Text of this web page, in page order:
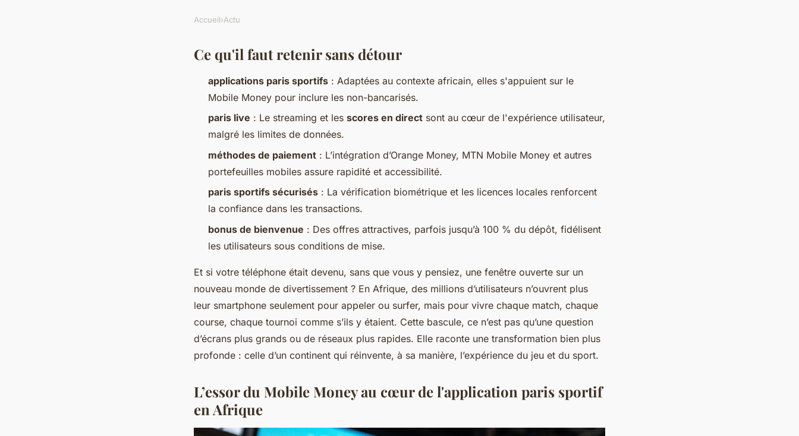
5 tendances des applications de paris
sportifs en Afrique
Accueil›Actu
Ce qu'il faut retenir sans détour
applications paris sportifs : Adaptées au contexte africain, elles s'appuient sur le
Mobile Money pour inclure les non-bancarisés.
paris live : Le streaming et les scores en direct sont au cœur de l'expérience utilisateur,
malgré les limites de données.
méthodes de paiement : L’intégration d’Orange Money, MTN Mobile Money et autres
portefeuilles mobiles assure rapidité et accessibilité.
paris sportifs sécurisés : La vérification biométrique et les licences locales renforcent
la confiance dans les transactions.
bonus de bienvenue : Des offres attractives, parfois jusqu’à 100 % du dépôt, fidélisent
les utilisateurs sous conditions de mise.
Et si votre téléphone était devenu, sans que vous y pensiez, une fenêtre ouverte sur un
nouveau monde de divertissement ? En Afrique, des millions d’utilisateurs n’ouvrent plus
leur smartphone seulement pour appeler ou surfer, mais pour vivre chaque match, chaque
course, chaque tournoi comme s’ils y étaient. Cette bascule, ce n’est pas qu’une question
d’écrans plus grands ou de réseaux plus rapides. Elle raconte une transformation bien plus
profonde : celle d’un continent qui réinvente, à sa manière, l’expérience du jeu et du sport.
L’essor du Mobile Money au cœur de l'application paris sportif
en Afrique